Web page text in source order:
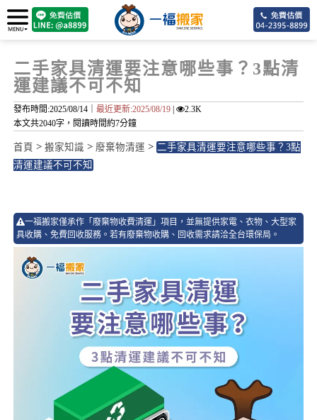
二手家具清運要注意哪些事？3點清
運建議不可不知
發布時間:2025/08/14｜ 最近更新:2025/08/19|
2.3K
本文共2040字，閱讀時間約7分鐘
首頁 > 搬家知識 > 廢棄物清運 > 二手家具清運要注意哪些事？3點
清運建議不可不知
一福搬家僅承作「廢棄物收費清運」項目，並無提供家電、衣物、大型家
具收購、免費回收服務。若有廢棄物收購、回收需求請洽全台環保局。